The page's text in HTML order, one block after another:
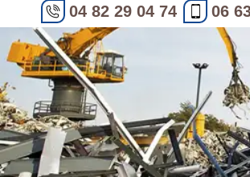
04 82 29 04 74 06